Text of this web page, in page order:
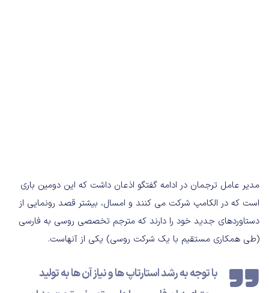
مدیر عامل ترجمان در ادامه گفتگو اذعان داشت که این دومین باری
است که در الکامپ شرکت می کنند و امسال، بیشتر قصد رونمایی از
دستاوردهای جدید خود را دارند که مترجم تخصصی روسی به فارسی
(طی همکاری مستقیم با یک شرکت روسی) یکی از آنهاست.
با توجه به رشد استارتاپ ها و نیاز آن ها به تولید